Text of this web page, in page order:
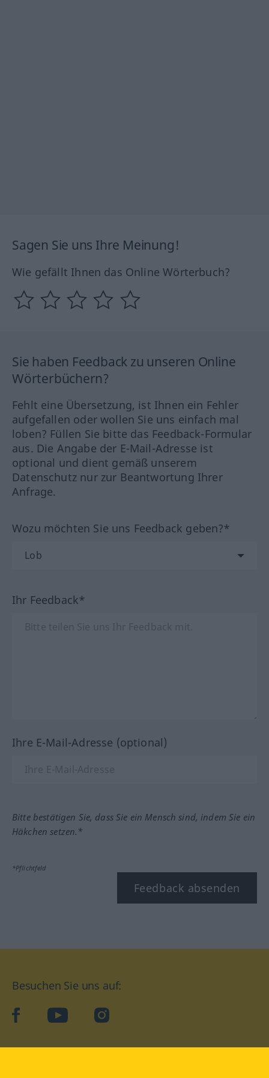
Sagen Sie uns Ihre Meinung!
Wie gefällt Ihnen das Online Wörterbuch?
Sie haben Feedback zu unseren Online
Wörterbüchern?
Fehlt eine Übersetzung, ist Ihnen ein Fehler
aufgefallen oder wollen Sie uns einfach mal
loben? Füllen Sie bitte das Feedback-Formular
aus. Die Angabe der E-Mail-Adresse ist
optional und dient gemäß unserem
Datenschutz nur zur Beantwortung Ihrer
Anfrage.
Wozu möchten Sie uns Feedback geben?*
Ihr Feedback*
Ihre E-Mail-Adresse (optional)
Bitte bestätigen Sie, dass Sie ein Mensch sind, indem Sie ein
Häkchen setzen.*
*Pflichtfeld
Feedback absenden
Besuchen Sie uns auf:
facebookYouTube Instagram